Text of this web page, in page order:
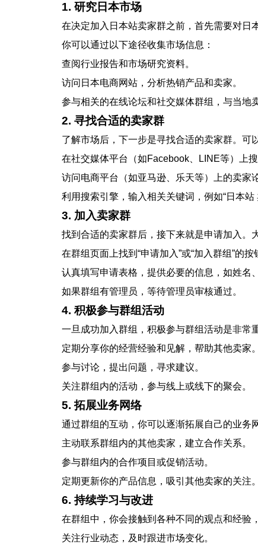
1. 研究日本市场
在决定加入日本站卖家群之前，首先需要对日
你可以通过以下途径收集市场信息：
查阅行业报告和市场研究资料。
访问日本电商网站，分析热销产品和卖家。
参与相关的在线论坛和社交媒体群组，与当地
2. 寻找合适的卖家群
了解市场后，下一步是寻找合适的卖家群。可
在社交媒体平台（如Facebook、LINE等）上搜
访问电商平台（如亚马逊、乐天等）上的卖家
利用搜索引擎，输入相关关键词，例如“日本站
3. 加入卖家群
找到合适的卖家群后，接下来就是申请加入。
在群组页面上找到“申请加入”或“加入群组”的按
认真填写申请表格，提供必要的信息，如姓名
如果群组有管理员，等待管理员审核通过。
4. 积极参与群组活动
一旦成功加入群组，积极参与群组活动是非常
定期分享你的经营经验和见解，帮助其他卖家。
参与讨论，提出问题，寻求建议。
关注群组内的活动，参与线上或线下的聚会。
5. 拓展业务网络
通过群组的互动，你可以逐渐拓展自己的业务
主动联系群组内的其他卖家，建立合作关系。
参与群组内的合作项目或促销活动。
定期更新你的产品信息，吸引其他卖家的关注。
6. 持续学习与改进
在群组中，你会接触到各种不同的观点和经验
关注行业动态，及时跟进市场变化。